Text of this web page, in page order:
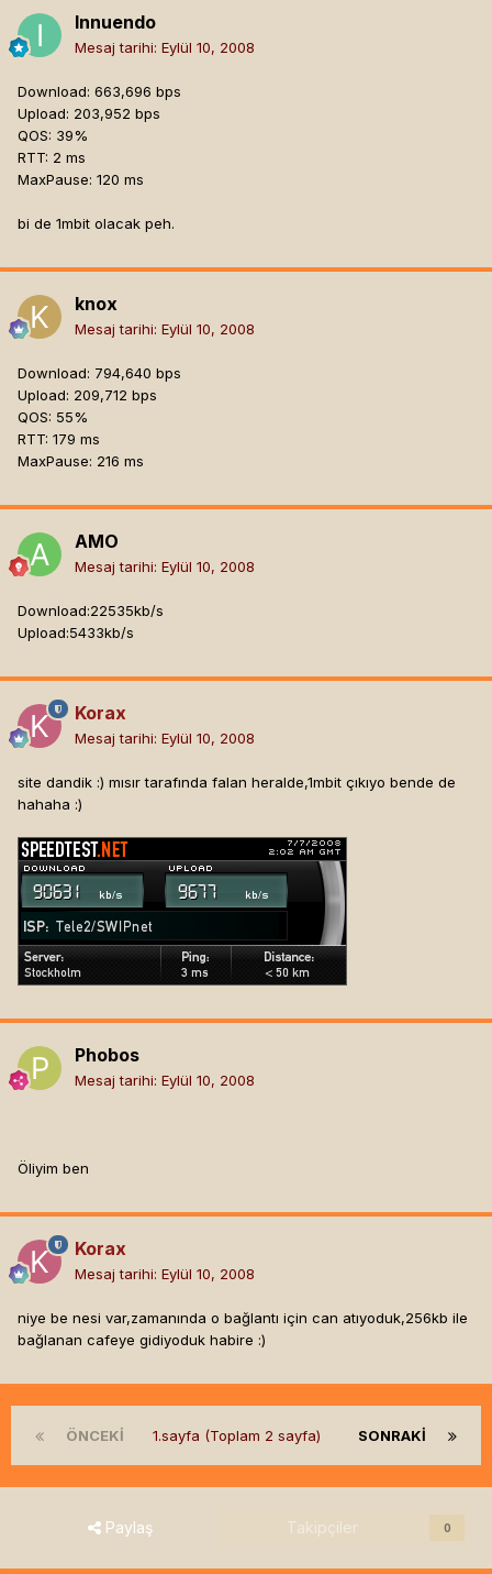
Innuendo
Mesaj tarihi: Eylül 10, 2008
Download: 663,696 bps
Upload: 203,952 bps
QOS: 39%
RTT: 2 ms
MaxPause: 120 ms
bi de 1mbit olacak peh.
knox
Mesaj tarihi: Eylül 10, 2008
Download: 794,640 bps
Upload: 209,712 bps
QOS: 55%
RTT: 179 ms
MaxPause: 216 ms
AMO
Mesaj tarihi: Eylül 10, 2008
Download:22535kb/s
Upload:5433kb/s
Korax
Mesaj tarihi: Eylül 10, 2008
site dandik :) mısır tarafında falan heralde,1mbit çıkıyo bende de
hahaha :)
Phobos
Mesaj tarihi: Eylül 10, 2008
Öliyim ben
Korax
Mesaj tarihi: Eylül 10, 2008
niye be nesi var,zamanında o bağlantı için can atıyoduk,256kb ile
bağlanan cafeye gidiyoduk habire :)
ÖNCEKI SONRAKI
1.sayfa (Toplam 2 sayfa)
Paylaş Takipçiler 0